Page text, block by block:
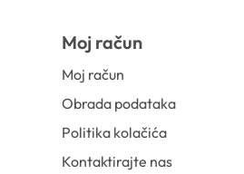
Moj račun
Moj račun
Obrada podataka
Politika kolačića
Kontaktirajte nas